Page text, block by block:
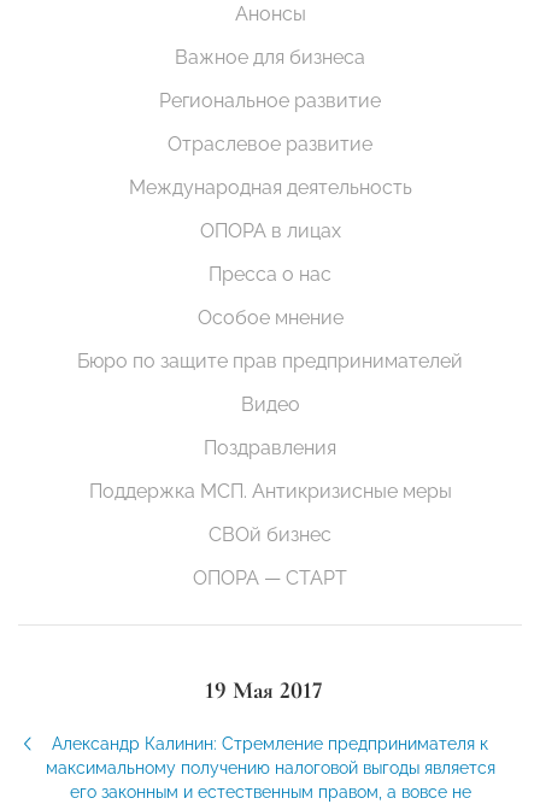
Анонсы
Важное для бизнеса
Региональное развитие
Отраслевое развитие
Международная деятельность
ОПОРА в лицах
Пресса о нас
Особое мнение
Бюро по защите прав предпринимателей
Видео
Поздравления
Поддержка МСП. Антикризисные меры
СВОй бизнес
ОПОРА — СТАРТ
19 Мая 2017
Александр Калинин: Стремление предпринимателя к
максимальному получению налоговой выгоды является
его законным и естественным правом, а вовсе не